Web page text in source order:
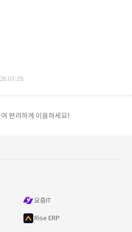
편리하게 이용하세요!
요즘IT
Rise ERP